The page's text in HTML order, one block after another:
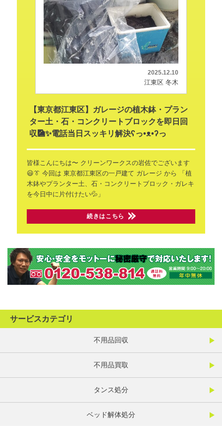
2025.12.10
江東区 冬木
【東京都江東区】ガレージの植木鉢・プラン
ター土・石・コンクリートブロックを即日回
収🎑✨電話当日スッキリ解決ʕ⁠っ⁠•⁠ᴥ⁠•⁠ʔ⁠っ
皆様こんにちは〜 クリーンワークスの岩佐でございます
😃👔 今回は 東京都江東区の一戸建て ガレージ から
「植
木鉢やプランター土、石・コンクリートブロック・ガレキ
を今日中に片付けたい💦」
続きはこちら
サービスカテゴリ
不用品回収
不用品買取
タンス処分
ベッド解体処分